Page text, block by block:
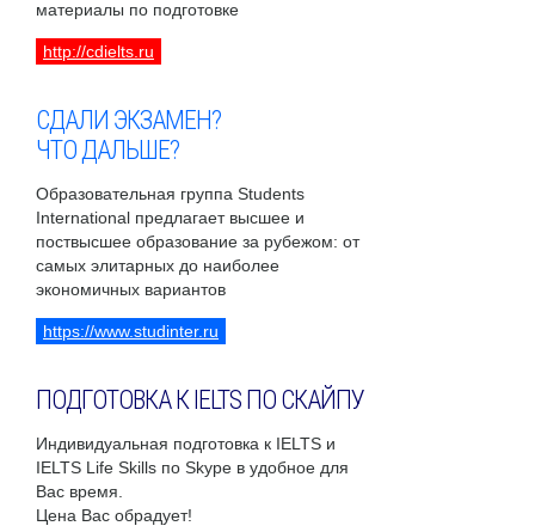
материалы по подготовке
http://cdielts.ru
СДАЛИ ЭКЗАМЕН?
ЧТО ДАЛЬШЕ?
Образовательная группа Students
International предлагает высшее и
поствысшее образование за рубежом: от
самых элитарных до наиболее
экономичных вариантов
https://www.studinter.ru
ПОДГОТОВКА К IELTS ПО СКАЙПУ
Индивидуальная подготовка к IELTS и
IELTS Life Skills по Skype в удобное для
Вас время.
Цена Вас обрадует!